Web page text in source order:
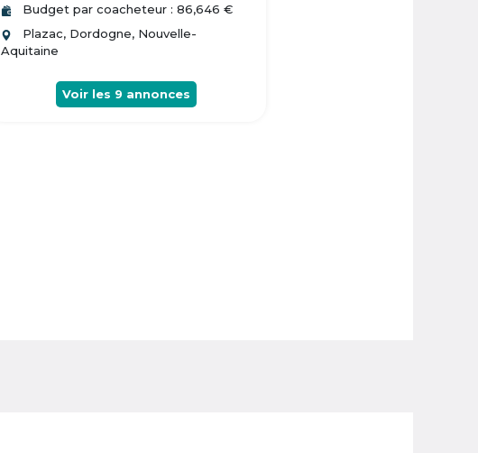
Budget par coacheteur : 86,646 €
Plazac, Dordogne, Nouvelle-
Aquitaine
Voir les 9 annonces